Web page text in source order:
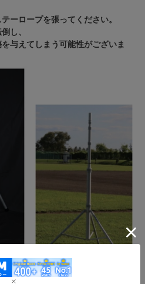
ーロープを張ってください。
し、
与えてしまう可能性がございま